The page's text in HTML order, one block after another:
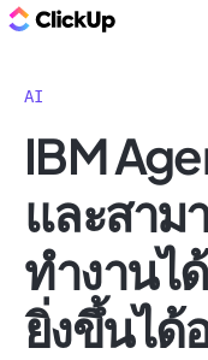
AI
IBM
และสาม
ทำงานไ
ยิ่งขึ้นได้